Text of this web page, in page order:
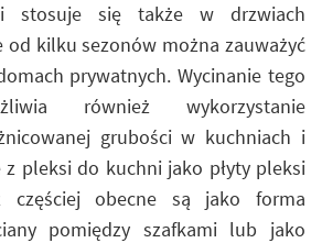
stosuje się także w drzwiach
od kilku sezonów można zauważyć
prywatnych. Wycinanie tego
również wykorzystanie
grubości w kuchniach i
z pleksi do kuchni jako płyty pleksi
częściej obecne są jako forma
pomiędzy szafkami lub jako